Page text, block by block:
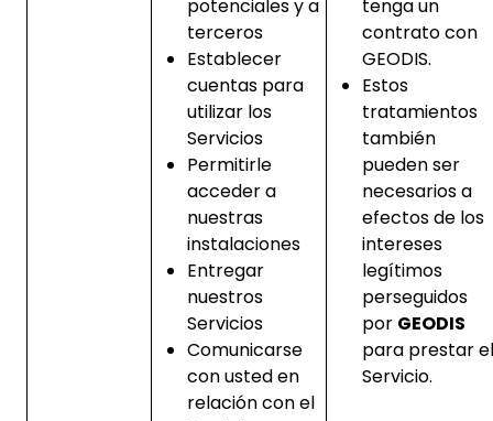
potenciales y a
terceros
Establecer
cuentas para
utilizar los
Servicios
Permitirle
acceder a
nuestras
instalaciones
Entregar
nuestros
Servicios
Comunicarse
con usted en
relación con el
tenga un
contrato con
GEODIS.
Estos
tratamientos
también
pueden ser
necesarios a
efectos de los
intereses
legítimos
perseguidos
por GEODIS
para prestar el
Servicio.